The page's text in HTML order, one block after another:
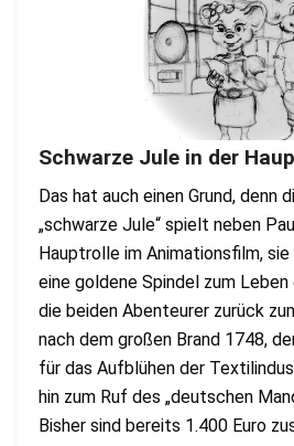
Schwarze Jule in der
Das hat auch einen Grund, denn
„schwarze Jule“ spielt neben
Hauptrolle im Animationsfilm,
eine goldene Spindel zum
die beiden Abenteurer zurück
nach dem großen Brand 1748,
für das Aufblühen der
hin zum Ruf des „deutschen
Bisher sind bereits 1.400 Euro